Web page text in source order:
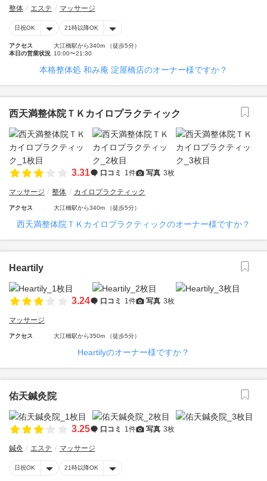
整体 エステ マッサージ
日祝OK 21時以降OK
アクセス
大江橋駅から340m （徒歩5分）
本日の営業状況 10:00〜21:30
本格整体処 和み庵 淀屋橋店のオーナー様ですか？
西天満整体院ＴＫカイロプラクティック
3.31 口コミ 1件 写真 3枚
マッサージ 整体 カイロプラクティック
アクセス 大江橋駅から340m （徒歩5分）
西天満整体院ＴＫカイロプラクティックのオーナー様ですか？
Heartily
3.24 口コミ 1件 写真 3枚
マッサージ
アクセス 大江橋駅から350m （徒歩5分）
Heartilyのオーナー様ですか？
佑天鍼灸院
3.25 口コミ 1件 写真 3枚
鍼灸 エステ マッサージ
日祝OK 21時以降OK